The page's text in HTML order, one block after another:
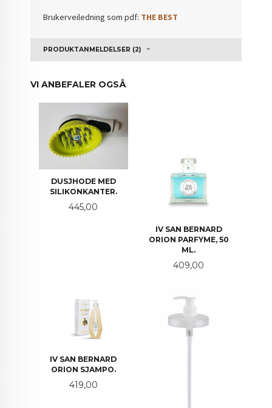
Brukerveiledning som pdf: THE BEST
PRODUKTANMELDELSER (2)
VI ANBEFALER OGSÅ
DUSJHODE MED
SILIKONKANTER.
Pris
445,00
IV SAN BERNARD
ORION PARFYME, 50
ML.
Pris
409,00
IV SAN BERNARD
ORION SJAMPO.
Pris
419,00